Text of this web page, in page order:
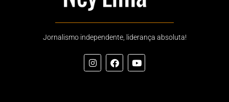
Jornalismo independente, liderança absoluta!